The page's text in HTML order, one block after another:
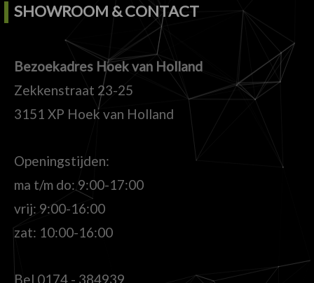
SHOWROOM & CONTACT
Bezoekadres Hoek van Holland
Zekkenstraat 23-25
3151 XP Hoek van Holland
Openingstijden:
ma t/m do: 9:00-17:00
vrij: 9:00-16:00
zat: 10:00-16:00
Bel 0174 - 384939